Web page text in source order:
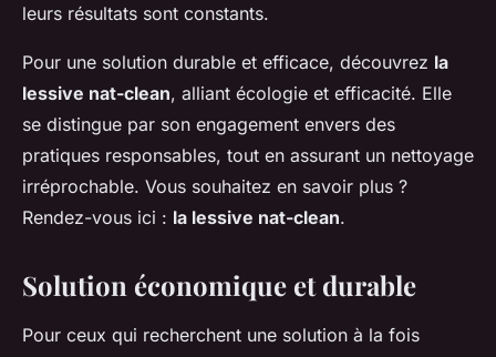
leurs résultats sont constants.
Pour une solution durable et efficace, découvrez la
lessive nat-clean, alliant écologie et efficacité. Elle
se distingue par son engagement envers des
pratiques responsables, tout en assurant un nettoyage
irréprochable. Vous souhaitez en savoir plus ?
Rendez-vous ici : la lessive nat-clean.
Solution économique et durable
Pour ceux qui recherchent une solution à la fois